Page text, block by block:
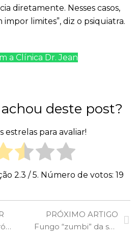
diretamente. Nesses casos,
limites”, diz o psiquiatra.
a Clínica Dr. Jean
deste post?
estrelas para avaliar!
2.3 / 5. Número de votos: 19
Exercício físico aeróbico bloqueia entrada de substâncias nocivas no cérebro e melhora o controle da hipertensão
PRÓXIMO ARTIGO
Fungo “zumbi” da série da HBO “The Last of Us” existe na vida real e é usado como suplemento alimentar